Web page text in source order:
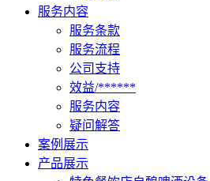
服务内容
服务条款
服务流程
公司支持
效益/******
服务内容
疑问解答
案例展示
产品展示